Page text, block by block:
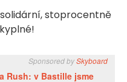
stoprocentně